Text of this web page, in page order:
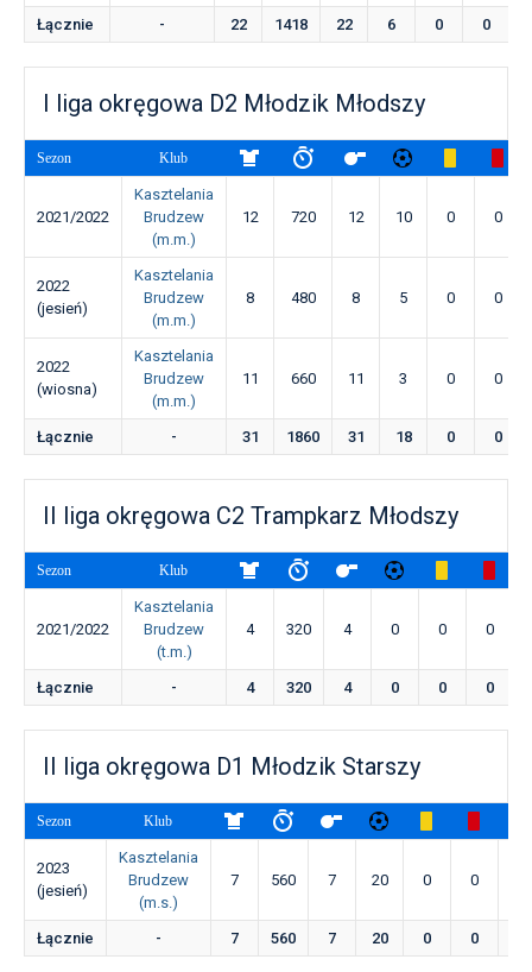
Łącznie - 22 1418 22 6 0 0
I liga okręgowa D2 Młodzik Młodszy
Sezon Klub
2021/2022
Kasztelania
Brudzew
(m.m.)
12 720 12 10 0 0
2022
(jesień)
Kasztelania
Brudzew
(m.m.)
8 480 8 5 0 0
2022
(wiosna)
Kasztelania
Brudzew
(m.m.)
11 660 11 3 0 0
Łącznie - 31 1860 31 18 0 0
II liga okręgowa C2 Trampkarz Młodszy
Sezon Klub
2021/2022
Kasztelania
Brudzew
(t.m.)
4 320 4 0 0 0
Łącznie - 4 320 4 0 0 0
II liga okręgowa D1 Młodzik Starszy
Sezon Klub
2023
(jesień)
Kasztelania
Brudzew
(m.s.)
7 560 7 20 0 0
Łącznie - 7 560 7 20 0 0